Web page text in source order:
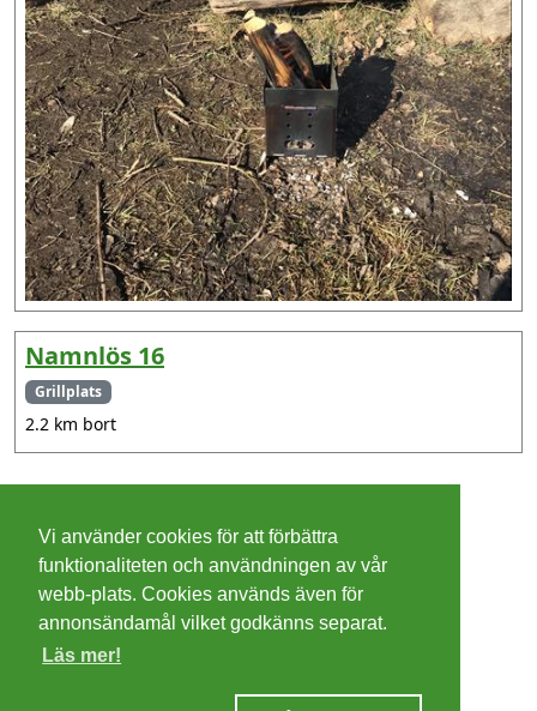
Namnlös 16
Grillplats
2.2 km bort
Cookies
Integritetspolicy
Villkor
Vi använder cookies för att förbättra
funktionaliteten och användningen av vår
webb-plats. Cookies används även för
annonsändamål vilket godkänns separat.
Läs mer!